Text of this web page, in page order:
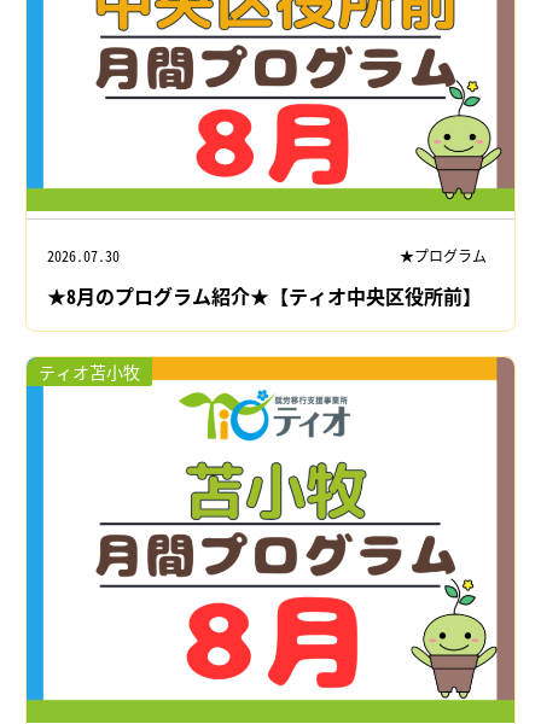
2026.07.30 ★プログラム
★8月のプログラム紹介★【ティオ中央区役所前】
ティオ苫小牧